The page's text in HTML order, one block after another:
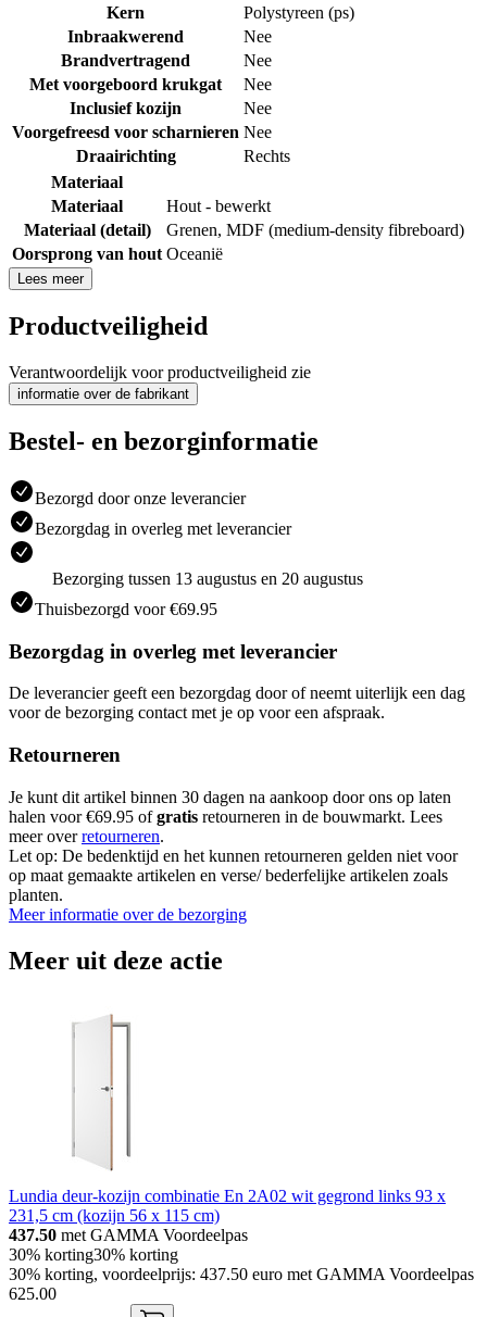
Kern
Polystyreen (ps)
Inbraakwerend
Nee
Brandvertragend
Nee
Met voorgeboord krukgat
Nee
Inclusief kozijn
Nee
Voorgefreesd voor scharnieren Nee
Draairichting
Rechts
Materiaal
Materiaal
Hout - bewerkt
Materiaal (detail)
Grenen, MDF (medium-density fibreboard)
Oorsprong van hout Oceanië
Lees meer
Productveiligheid
Verantwoordelijk voor productveiligheid zie
informatie over de fabrikant
Bestel- en bezorginformatie
Bezorgd door onze leverancier
Bezorgdag in overleg met leverancier
Bezorging tussen 13 augustus en 20 augustus
Thuisbezorgd voor €69.95
Bezorgdag in overleg met leverancier
De leverancier geeft een bezorgdag door of neemt uiterlijk een dag
voor de bezorging contact met je op voor een afspraak.
Retourneren
Je kunt dit artikel binnen 30 dagen na aankoop door ons op laten
halen voor €69.95 ofgratis retourneren in de bouwmarkt. Lees
meer overretourneren.
Let op: De bedenktijd en het kunnen retourneren gelden niet voor
op maat gemaakte artikelen en verse/ bederfelijke artikelen zoals
planten.
Meer informatie over de bezorging
Meer uit deze actie
Lundia deur-kozijn combinatie En 2A02 wit gegrond links 93 x
231,5 cm (kozijn 56 x 115 cm)
437.50 met GAMMA Voordeelpas
30% korting30% korting
30% korting, voordeelprijs: 437.50 euro met GAMMA Voordeelpas
625.00